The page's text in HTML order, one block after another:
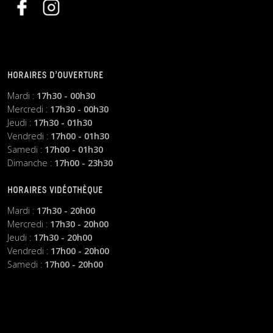
HORAIRES D’OUVERTURE
Mardi : 17h30 - 00h30
Mercredi : 17h30 - 00h30
Jeudi : 17h30 - 01h30
Vendredi : 17h00 - 01h30
Samedi : 17h00 - 01h30
Dimanche : 17h00 - 23h30
HORAIRES VIDÉOTHÈQUE
Mardi : 17h30 - 20h00
Mercredi : 17h30 - 20h00
Jeudi : 17h30 - 20h00
Vendredi : 17h00 - 20h00
Samedi : 17h00 - 20h00